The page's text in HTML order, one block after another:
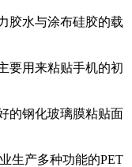
胶水与涂布硅胶的载
要用来粘贴手机的初
的钢化玻璃膜粘贴面
生产多种功能的PET